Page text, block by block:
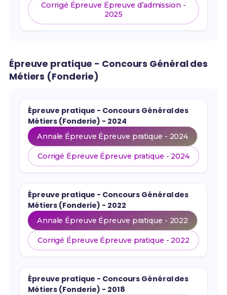
Corrigé Épreuve Épreuve d’admission -
2025
Épreuve pratique - Concours Général des
Métiers (Fonderie)
Épreuve pratique - Concours Général des
Métiers (Fonderie) - 2024
Annale Épreuve Épreuve pratique - 2024
Corrigé Épreuve Épreuve pratique - 2024
Épreuve pratique - Concours Général des
Métiers (Fonderie) - 2022
Annale Épreuve Épreuve pratique - 2022
Corrigé Épreuve Épreuve pratique - 2022
Épreuve pratique - Concours Général des
Métiers (Fonderie) - 2018